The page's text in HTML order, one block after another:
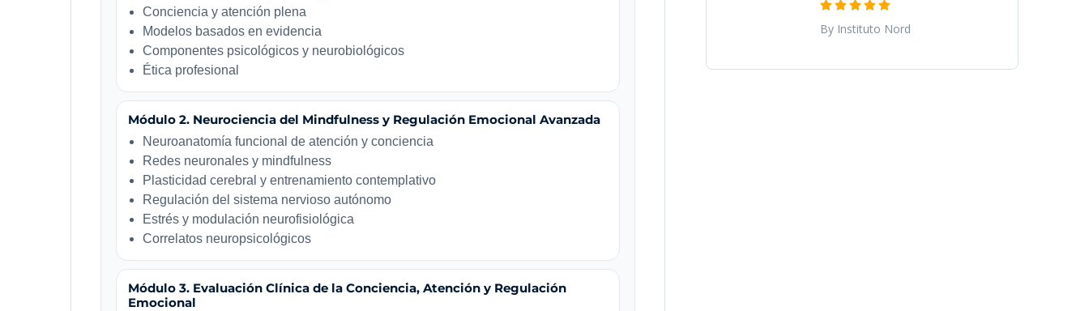
Conciencia y atención plena
Modelos basados en evidencia
Componentes psicológicos y neurobiológicos
Ética profesional
Módulo 2. Neurociencia del Mindfulness y Regulación Emocional Avanzada
Neuroanatomía funcional de atención y conciencia
Redes neuronales y mindfulness
Plasticidad cerebral y entrenamiento contemplativo
Regulación del sistema nervioso autónomo
Estrés y modulación neurofisiológica
Correlatos neuropsicológicos
Módulo 3. Evaluación Clínica de la Conciencia, Atención y Regulación
Emocional
By Instituto Nord